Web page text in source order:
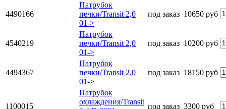
4490166
Патрубок
печки/Transit 2,0
01->
под заказ 10650 руб
4540219
Патрубок
печки/Transit 2,0
01->
под заказ 10200 руб
4494367
Патрубок
печки/Transit 2,0
01->
под заказ 18150 руб
1100015
Патрубок
охлаждения/Transit
под заказ 3300 руб